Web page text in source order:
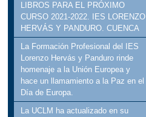
LIBROS PARA EL PRÓXIMO
CURSO 2021-2022. IES LORENZO
HERVÁS Y PANDURO. CUENCA
La Formación Profesional del IES
Lorenzo Hervás y Panduro rinde
homenaje a la Unión Europea y
hace un llamamiento a la Paz en el
Día de Europa.
La UCLM ha actualizado en su